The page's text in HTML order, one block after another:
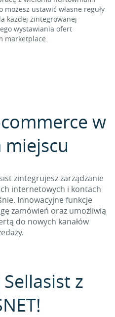
ustawić własne reguły
każdej zintegrowanej
wystawiania ofert
marketplace.
commerce w
zintegrujesz zarządzanie
internetowych i kontach
Innowacyjne funkcje
zamówień oraz umożliwią
do nowych kanałów
z